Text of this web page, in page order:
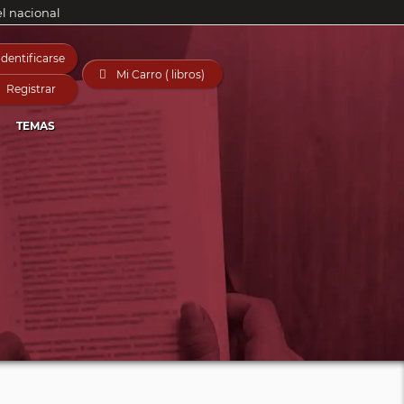
nacional
Registrar
 Mi Carro ( libros)
TEMAS